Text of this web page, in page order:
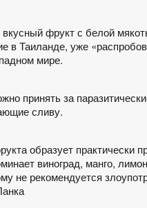
вкусный фрукт с белой
в Таиланде, уже
мире.
принять за
сливу.
образует практически
виноград, манго,
не рекомендуется